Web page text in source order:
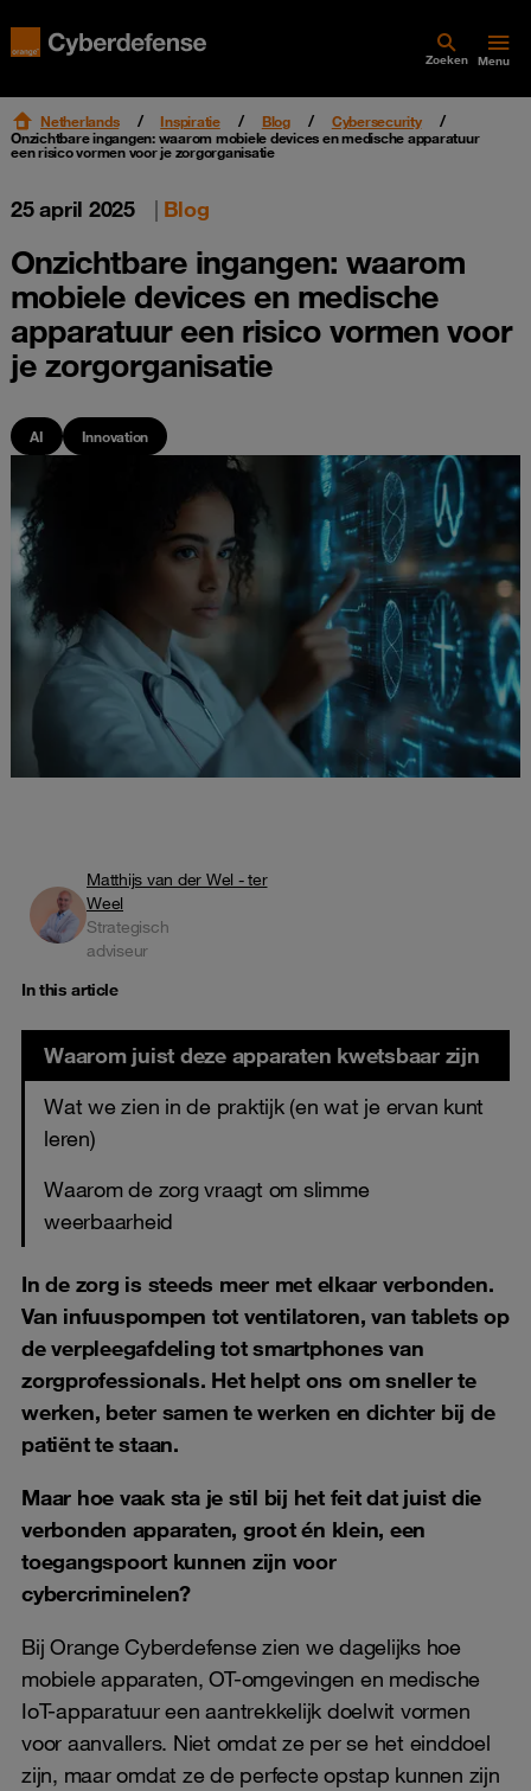
Zoeken Menu
Netherlands Inspiratie Blog
Cybersecurity
Onzichtbare ingangen: waarom mobiele devices en medische apparatuur
een risico vormen voor je zorgorganisatie
25 april 2025 | Blog
Onzichtbare ingangen: waarom
mobiele devices en medische
apparatuur een risico vormen voor
je zorgorganisatie
AI Innovation
Matthijs van der Wel - ter
Weel
Strategisch
adviseur
In this article
Waarom juist deze apparaten kwetsbaar zijn
Wat we zien in de praktijk (en wat je ervan kunt
leren)
Waarom de zorg vraagt om slimme
weerbaarheid
In de zorg is steeds meer met elkaar verbonden.
Van infuuspompen tot ventilatoren, van tablets op
de verpleegafdeling tot smartphones van
zorgprofessionals. Het helpt ons om sneller te
werken, beter samen te werken en dichter bij de
patiënt te staan.
Maar hoe vaak sta je stil bij het feit dat juist die
verbonden apparaten, groot én klein, een
toegangspoort kunnen zijn voor
cybercriminelen?
Bij Orange Cyberdefense zien we dagelijks hoe
mobiele apparaten, OT-omgevingen en medische
IoT-apparatuur een aantrekkelijk doelwit vormen
voor aanvallers. Niet omdat ze per se het einddoel
zijn, maar omdat ze de perfecte opstap kunnen zijn